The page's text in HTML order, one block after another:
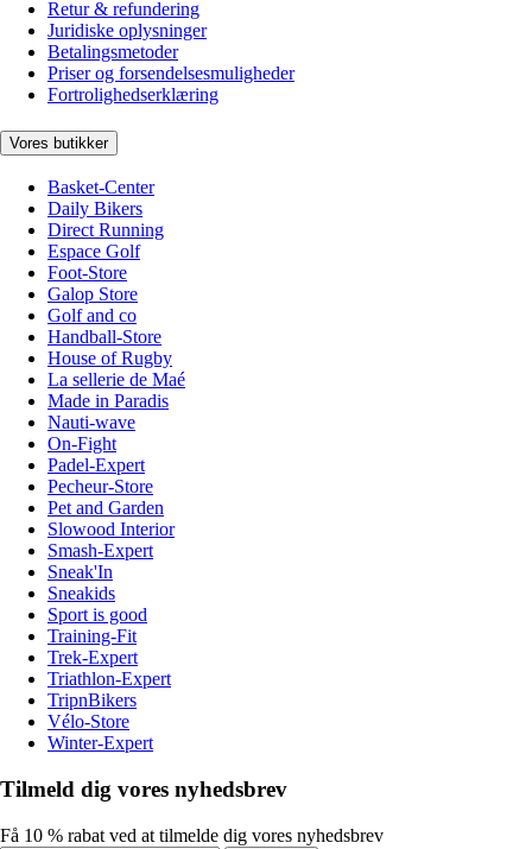
Retur & refundering
Juridiske oplysninger
Betalingsmetoder
Priser og forsendelsesmuligheder
Fortrolighedserklæring
Vores butikker
Basket-Center
Daily Bikers
Direct Running
Espace Golf
Foot-Store
Galop Store
Golf and co
Handball-Store
House of Rugby
La sellerie de Maé
Made in Paradis
Nauti-wave
On-Fight
Padel-Expert
Pecheur-Store
Pet and Garden
Slowood Interior
Smash-Expert
Sneak'In
Sneakids
Sport is good
Training-Fit
Trek-Expert
Triathlon-Expert
TripnBikers
Vélo-Store
Winter-Expert
Tilmeld dig vores nyhedsbrev
Få 10 % rabat ved at tilmelde dig vores nyhedsbrev